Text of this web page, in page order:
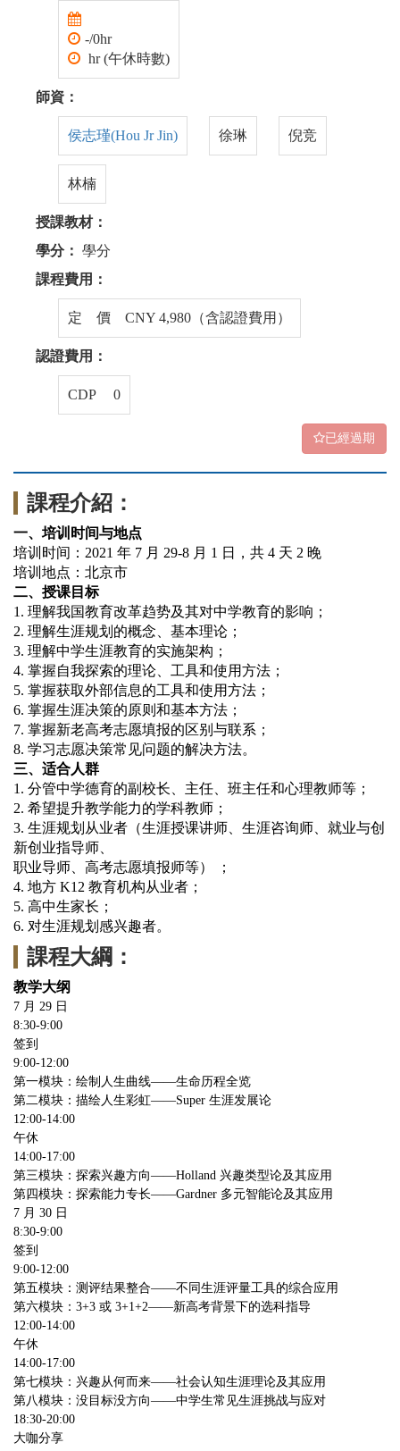
-/0hr
hr (午休時數)
師資：
侯志瑾(Hou Jr Jin) 徐琳 倪竞
林楠
授課教材：
學分： 學分
課程費用：
定 價 CNY 4,980（含認證費用）
認證費用：
CDP 0
已經過期
課程介紹：
一、培训时间与地点
培训时间： 2021 年 7 月 29-8 月 1 日，共 4 天 2 晚
培训地点：北京市
二、授课目标
1. 理解我国教育改革趋势及其对中学教育的影响；
2. 理解生涯规划的概念、基本理论；
3. 理解中学生涯教育的实施架构；
4. 掌握自我探索的理论、工具和使用方法；
5. 掌握获取外部信息的工具和使用方法；
6. 掌握生涯决策的原则和基本方法；
7. 掌握新老高考志愿填报的区别与联系；
8. 学习志愿决策常见问题的解决方法。
三、适合人群
1. 分管中学德育的副校长、主任、班主任和心理教师等；
2. 希望提升教学能力的学科教师；
3. 生涯规划从业者（生涯授课讲师、生涯咨询师、就业与创
新创业指导师、
职业导师、高考志愿填报师等） ；
4. 地方 K12 教育机构从业者；
5. 高中生家长；
6. 对生涯规划感兴趣者。
課程大綱：
教学大纲
7 月 29 日
8:30-9:00
签到
9:00-12:00
第一模块：绘制人生曲线——生命历程全览
第二模块：描绘人生彩虹——Super 生涯发展论
12:00-14:00
午休
14:00-17:00
第三模块：探索兴趣方向——Holland 兴趣类型论及其应用
第四模块：探索能力专长——Gardner 多元智能论及其应用
7 月 30 日
8:30-9:00
签到
9:00-12:00
第五模块：测评结果整合——不同生涯评量工具的综合应用
第六模块： 3+3 或 3+1+2——新高考背景下的选科指导
12:00-14:00
午休
14:00-17:00
第七模块：兴趣从何而来——社会认知生涯理论及其应用
第八模块：没目标没方向——中学生常见生涯挑战与应对
18:30-20:00
大咖分享